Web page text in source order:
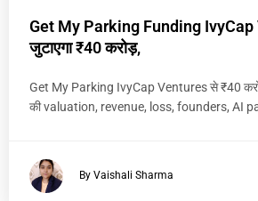
Get My Parking Funding
जुटाएगा ₹40 करोड़,
Get My Parking IvyCap Ventures से ₹40
की valuation, revenue, loss, founders, AI
By Vaishali Sharma